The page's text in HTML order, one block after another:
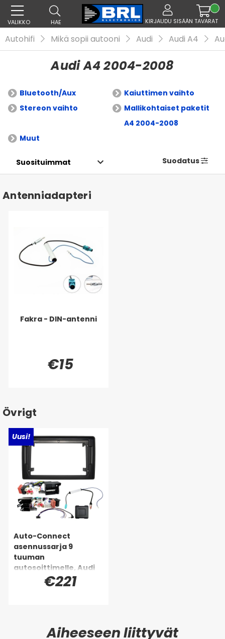
VALIKKO HAE KIRJAUDU SISÄÄN TAVARAT
Autohifi Mikä sopii autooni Audi Audi A4
Audi A4 2004-2008
Bluetooth/Aux
Kaiuttimen vaihto
Stereon vaihto
Mallikohtaiset paketit
A4 2004-2008
Muut
Suodatus
Antenniadapteri
Fakra - DIN-antenni
€15
Övrigt
Uusi!
Auto-Connect
asennussarja 9
tuuman
autosoittimelle, Audi
A4 B6/B7 2001-2009
€221